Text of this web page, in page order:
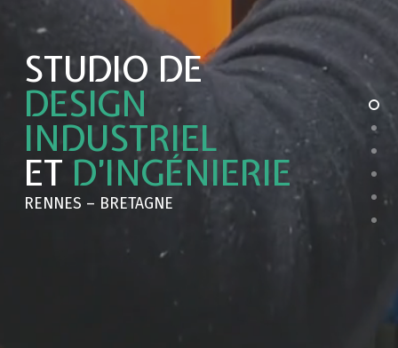
STUDIO DE
DESIGN
INDUSTRIEL
ET D’INGÉNIERIE
RENNES – BRETAGNE